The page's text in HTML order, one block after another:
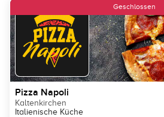
Geschlossen
Pizza Napoli
Kaltenkirchen
Italienische Küche